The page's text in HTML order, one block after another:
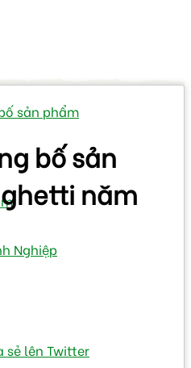
Nghiệp
sản phẩm
bố sản
năm
sẻ lên Twitter